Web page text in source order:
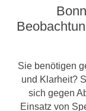
Sie benötigen
und Klarheit?
sich gegen
Einsatz von